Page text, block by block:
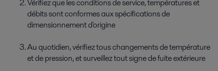
Vérifiez que les conditions de service, températures et
débits sont conformes aux spécifications de
dimensionnement d'origine
Au quotidien, vérifiez tous changements de température
et de pression, et surveillez tout signe de fuite extérieure